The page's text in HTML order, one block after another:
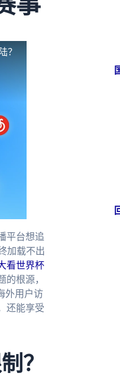
事
？
平台想追
加载不出
看世界杯
的根源，
外用户访
还能享受
？